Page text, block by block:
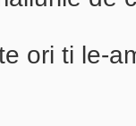
ori ti le-